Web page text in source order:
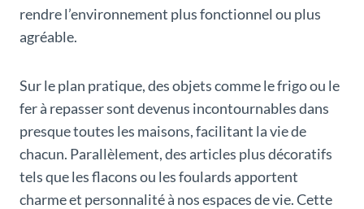
rendre l’environnement plus fonctionnel ou plus
agréable.
Sur le plan pratique, des objets comme le frigo ou le
fer à repasser sont devenus incontournables dans
presque toutes les maisons, facilitant la vie de
chacun. Parallèlement, des articles plus décoratifs
tels que les flacons ou les foulards apportent
charme et personnalité à nos espaces de vie. Cette